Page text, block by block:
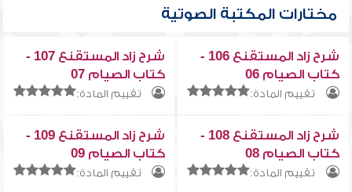
مختارات المكتبة الصوتية
شرح زاد المستقنع 106 -
كتاب الصيام 06
تقييم المادة:
شرح زاد المستقنع 107 -
كتاب الصيام 07
تقييم المادة:
شرح زاد المستقنع 108 -
كتاب الصيام 08
تقييم المادة:
شرح زاد المستقنع 109 -
كتاب الصيام 09
تقييم المادة: